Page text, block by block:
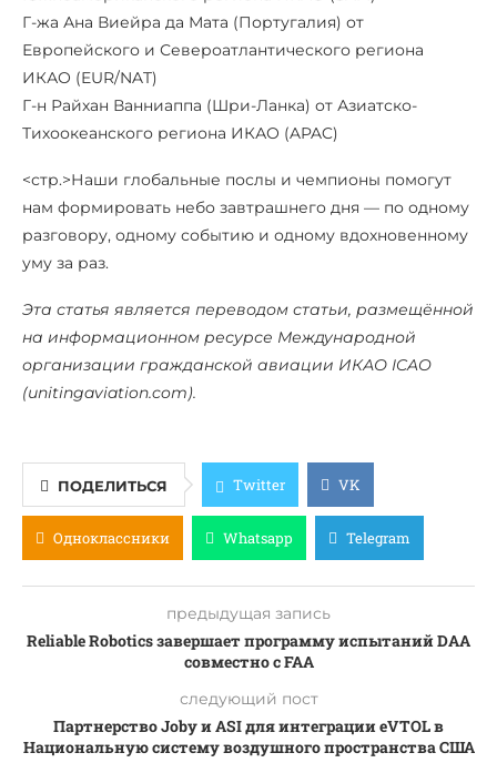
Г-жа Ана Виейра да Мата (Португалия) от
Европейского и Североатлантического региона
ИКАО (EUR/NAT)
Г-н Райхан Ванниаппа (Шри-Ланка) от Азиатско-
Тихоокеанского региона ИКАО (APAC)
<стр.>Наши глобальные послы и чемпионы помогут
нам формировать небо завтрашнего дня — по одному
разговору, одному событию и одному вдохновенному
уму за раз.
Эта статья является переводом статьи, размещённой
на информационном ресурсе Международной
организации гражданской авиации ИКАО ICAO
(unitingaviation.com).
ПОДЕЛИТЬСЯ Twitter VK
Одноклассники Whatsapp Telegram
предыдущая запись
Reliable Robotics завершает программу испытаний DAA
совместно с FAA
следующий пост
Партнерство Joby и ASI для интеграции eVTOL в
Национальную систему воздушного пространства США